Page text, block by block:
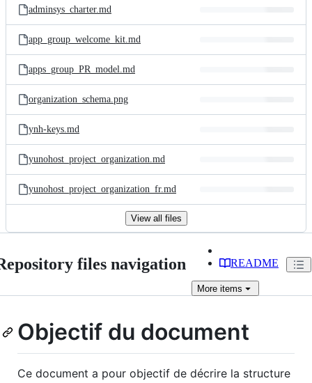
adminsys_charter.md
app_group_welcome_kit.md
apps_group_PR_model.md
organization_schema.png
ynh-keys.md
yunohost_project_organization.md
yunohost_project_organization_fr.md
View all files
files navigation README
More items
Objectif du document
Ce document a pour objectif de décrire la structure